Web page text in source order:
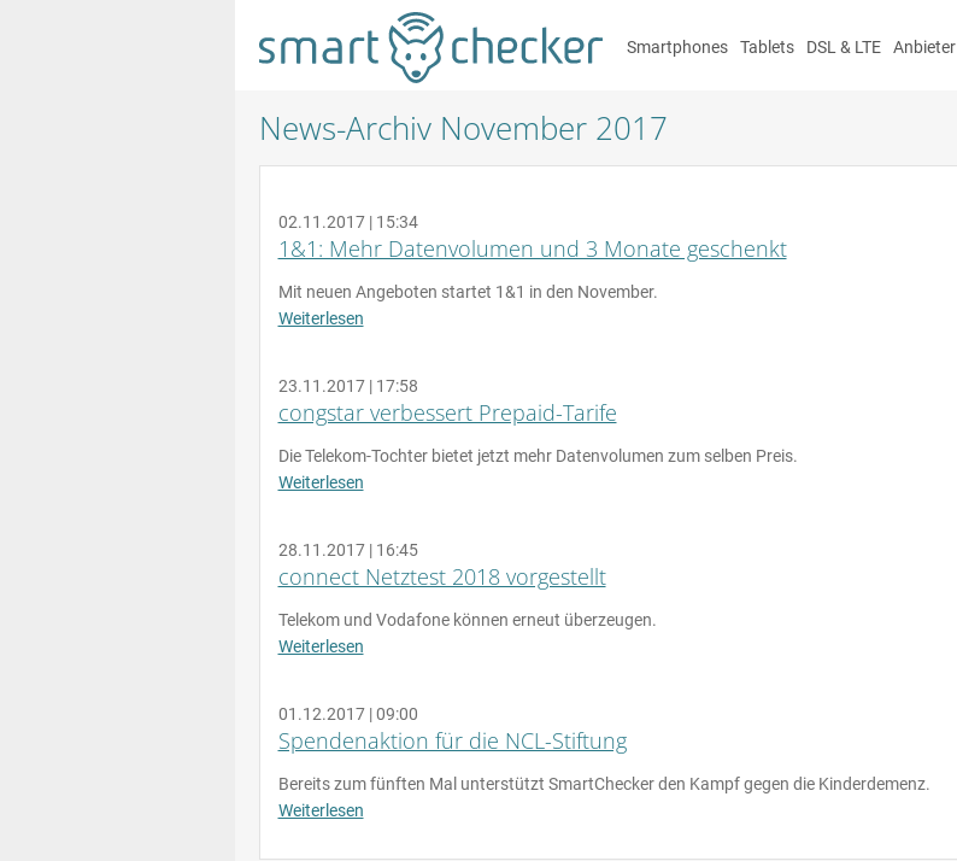
Smartphones Tablets DSL & LTE Anbieter
News-Archiv November 2017
02.11.2017 | 15:34
1&1: Mehr Datenvolumen und 3 Monate geschenkt
Mit neuen Angeboten startet 1&1 in den November.
Weiterlesen
23.11.2017 | 17:58
congstar verbessert Prepaid-Tarife
Die Telekom-Tochter bietet jetzt mehr Datenvolumen zum selben Preis.
Weiterlesen
28.11.2017 | 16:45
connect Netztest 2018 vorgestellt
Telekom und Vodafone können erneut überzeugen.
Weiterlesen
01.12.2017 | 09:00
Spendenaktion für die NCL-Stiftung
Bereits zum fünften Mal unterstützt SmartChecker den Kampf gegen die Kinderdemenz.
Weiterlesen